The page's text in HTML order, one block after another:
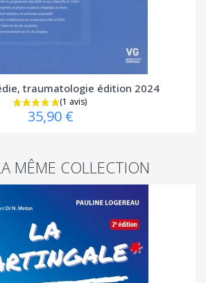
traumatologie édition 2024
35,90 €
MÊME COLLECTION